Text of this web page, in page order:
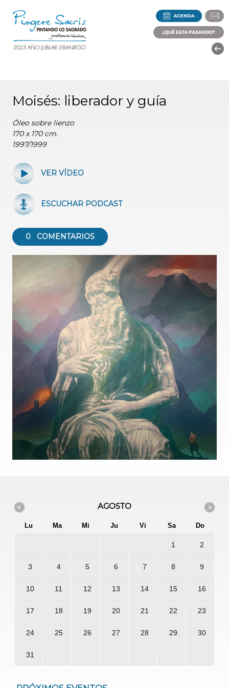
Moisés: liberador y guía
Óleo sobre lienzo
170 x 170 cm.
1997/1999
VER VÍDEO
ESCUCHAR PODCAST
0 COMENTARIOS
AGOSTO
Lu Ma Mi Ju Vi Sa Do
1 2
3 4 5 6 7 8 9
10 11 12 13 14 15 16
17 18 19 20 21 22 23
24 25 26 27 28 29 30
31